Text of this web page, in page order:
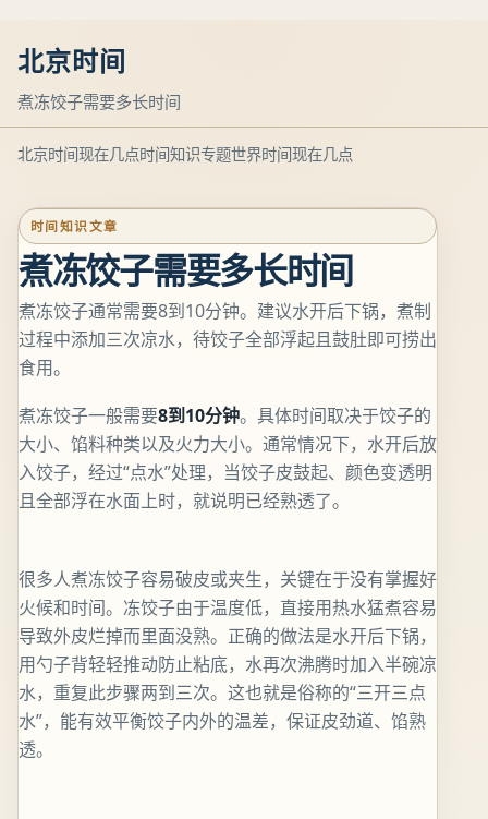
北京时间
煮冻饺子需要多长时间
北京时间现在几点时间知识专题世界时间现在几点
时间知识文章
煮冻饺子需要多长时间
煮冻饺子通常需要8到10分钟。建议水开后下锅，煮制
过程中添加三次凉水，待饺子全部浮起且鼓肚即可捞出
食用。
煮冻饺子一般需要8到10分钟。具体时间取决于饺子的
大小、馅料种类以及火力大小。通常情况下，水开后放
入饺子，经过“点水”处理，当饺子皮鼓起、颜色变透明
且全部浮在水面上时，就说明已经熟透了。
很多人煮冻饺子容易破皮或夹生，关键在于没有掌握好
火候和时间。冻饺子由于温度低，直接用热水猛煮容易
导致外皮烂掉而里面没熟。正确的做法是水开后下锅，
用勺子背轻轻推动防止粘底，水再次沸腾时加入半碗凉
水，重复此步骤两到三次。这也就是俗称的“三开三点
水”，能有效平衡饺子内外的温差，保证皮劲道、馅熟
透。